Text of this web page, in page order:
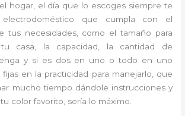
hogar, el día que lo escoges siempre te
que cumpla con el
tus necesidades, como el tamaño para
casa, la capacidad, la cantidad de
y si es dos en uno o todo en uno
en la practicidad para manejarlo, que
mucho tiempo dándole instrucciones y
color favorito, sería lo máximo.